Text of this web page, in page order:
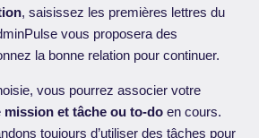
, saisissez les premières lettres du
vous proposera des
la bonne relation pour continuer.
vous pourrez associer votre
mission et tâche ou to-do en cours.
toujours d’utiliser des tâches pour